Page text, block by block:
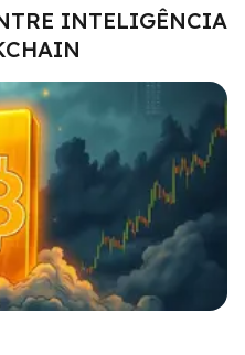
INTELIGÊNCIA